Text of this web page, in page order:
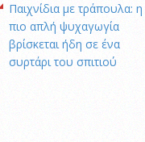
Παιχνίδια με τράπουλα: η
πιο απλή ψυχαγωγία
βρίσκεται ήδη σε ένα
συρτάρι του σπιτιού